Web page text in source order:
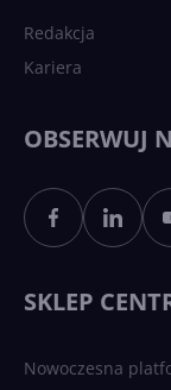
Redakcja
Kariera
OBSERWUJ
SKLEP
Nowoczesna